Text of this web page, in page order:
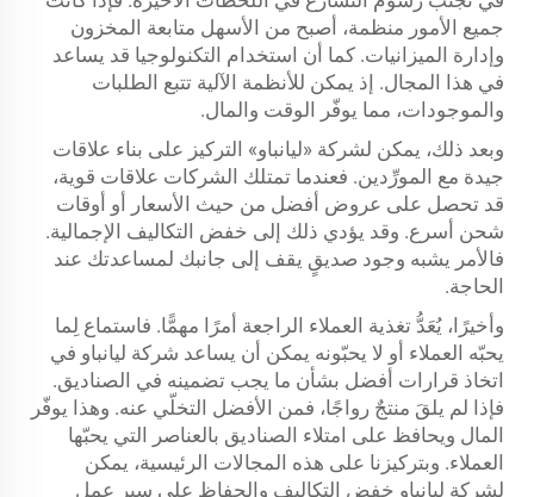
جميع الأمور منظمة، أصبح من الأسهل متابعة المخزون
وإدارة الميزانيات. كما أن استخدام التكنولوجيا قد يساعد
في هذا المجال. إذ يمكن للأنظمة الآلية تتبع الطلبات
والموجودات، مما يوفّر الوقت والمال.
وبعد ذلك، يمكن لشركة «ليانباو» التركيز على بناء علاقات
جيدة مع المورِّدين. فعندما تمتلك الشركات علاقات قوية،
قد تحصل على عروض أفضل من حيث الأسعار أو أوقات
شحن أسرع. وقد يؤدي ذلك إلى خفض التكاليف الإجمالية.
فالأمر يشبه وجود صديقٍ يقف إلى جانبك لمساعدتك عند
الحاجة.
وأخيرًا، يُعَدُّ تغذية العملاء الراجعة أمرًا مهمًّا. فاستماع لِما
يحبّه العملاء أو لا يحبّونه يمكن أن يساعد شركة ليانباو في
اتخاذ قرارات أفضل بشأن ما يجب تضمينه في الصناديق.
فإذا لم يلقَ منتجٌ رواجًا، فمن الأفضل التخلّي عنه. وهذا يوفّر
المال ويحافظ على امتلاء الصناديق بالعناصر التي يحبّها
العملاء. وبتركيزنا على هذه المجالات الرئيسية، يمكن
لشركة ليانباو خفض التكاليف والحفاظ على سير عمل